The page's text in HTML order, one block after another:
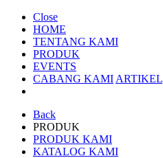
Close
HOME
TENTANG KAMI
PRODUK
EVENTS
CABANG KAMI ARTIKEL
Back
PRODUK
PRODUK KAMI
KATALOG KAMI